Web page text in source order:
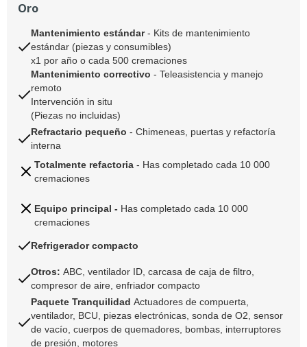
Oro
Mantenimiento estándar- Kits de mantenimiento
estándar (piezas y consumibles)
x1 por año o cada 500 cremaciones
Mantenimiento correctivo - Teleasistencia y manejo
remoto
Intervención in situ
(Piezas no incluidas)
Refractario pequeño - Chimeneas, puertas y refactoría
interna
Totalmente refactoria - Has completado cada 10 000
cremaciones
Equipo principal - Has completado cada 10 000
cremaciones
Refrigerador compacto
Otros: ABC, ventilador ID, carcasa de caja de filtro,
compresor de aire, enfriador compacto
Paquete Tranquilidad Actuadores de compuerta,
ventilador, BCU, piezas electrónicas, sonda de O2, sensor
de vacío, cuerpos de quemadores, bombas, interruptores
de presión, motores